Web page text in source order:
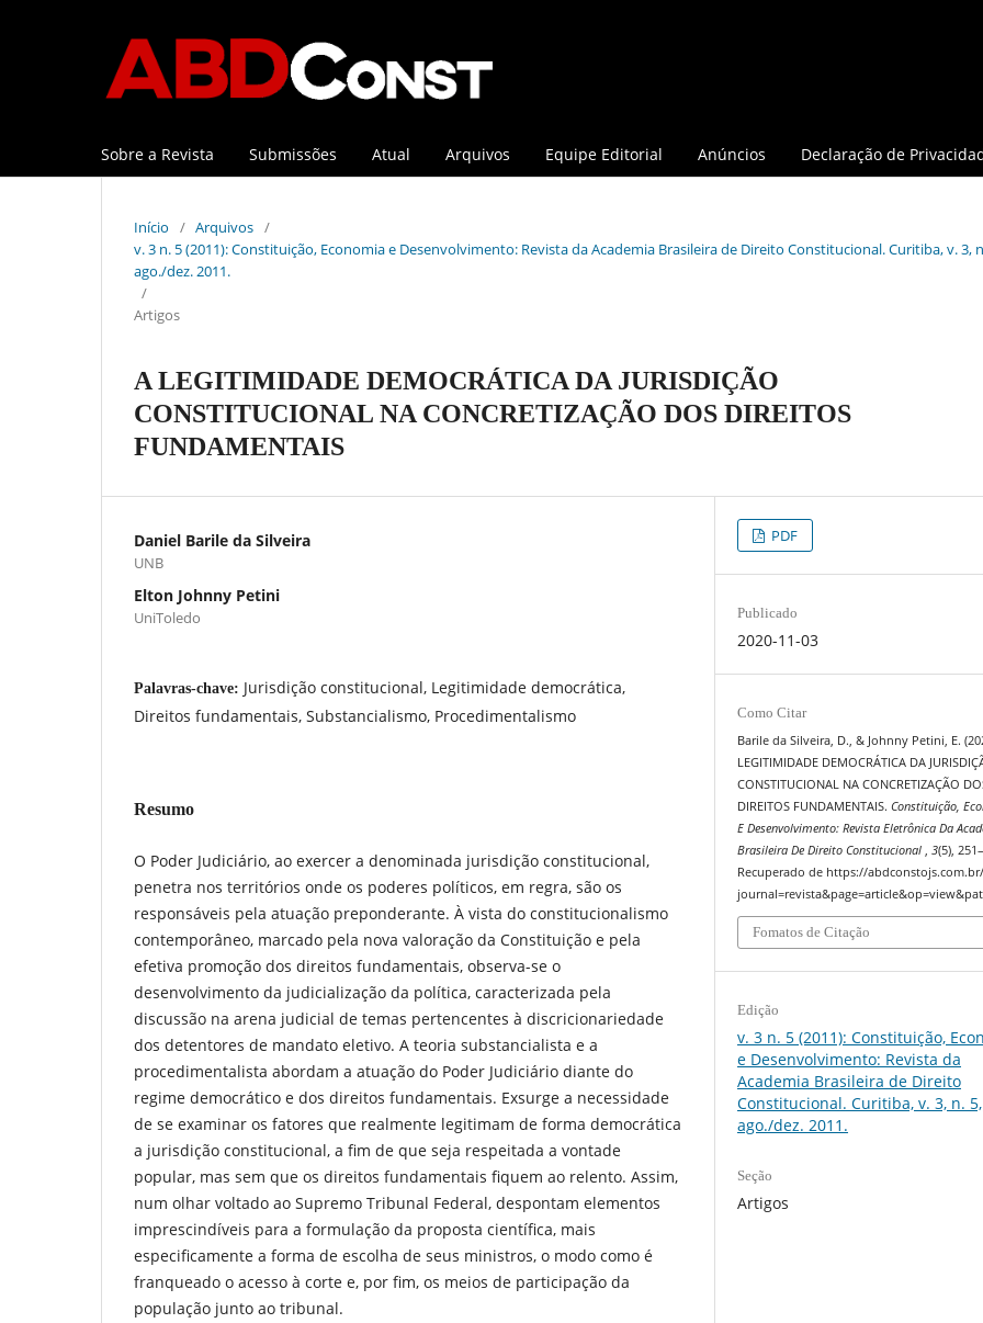
Sobre a Revista Submissões Atual Arquivos Equipe Editorial Anúncios Declaração de
Início / Arquivos /
v. 3 n. 5 (2011): Constituição, Economia e Desenvolvimento: Revista da Academia Brasileira de Direito Constitucional. Curitiba, v. 3,
ago./dez. 2011.
/
Artigos
A LEGITIMIDADE DEMOCRÁTICA DA JURISDIÇÃO
CONSTITUCIONAL NA CONCRETIZAÇÃO DOS DIREITOS
FUNDAMENTAIS
Daniel Barile da Silveira
UNB
Elton Johnny Petini
UniToledo
Palavras-chave: Jurisdição constitucional, Legitimidade democrática,
Direitos fundamentais, Substancialismo, Procedimentalismo
Resumo
O Poder Judiciário, ao exercer a denominada jurisdição constitucional,
penetra nos territórios onde os poderes políticos, em regra, são os
responsáveis pela atuação preponderante. À vista do constitucionalismo
contemporâneo, marcado pela nova valoração da Constituição e pela
efetiva promoção dos direitos fundamentais, observa-se o
desenvolvimento da judicialização da política, caracterizada pela
discussão na arena judicial de temas pertencentes à discricionariedade
dos detentores de mandato eletivo. A teoria substancialista e a
procedimentalista abordam a atuação do Poder Judiciário diante do
regime democrático e dos direitos fundamentais. Exsurge a necessidade
de se examinar os fatores que realmente legitimam de forma democrática
a jurisdição constitucional, a fim de que seja respeitada a vontade
popular, mas sem que os direitos fundamentais fiquem ao relento. Assim,
num olhar voltado ao Supremo Tribunal Federal, despontam elementos
imprescindíveis para a formulação da proposta científica, mais
especificamente a forma de escolha de seus ministros, o modo como é
franqueado o acesso à corte e, por fim, os meios de participação da
população junto ao tribunal.
PDF
Publicado
2020-11-03
Como Citar
Barile da Silveira, D., & Johnny Petini, E.
LEGITIMIDADE DEMOCRÁTICA DA
CONSTITUCIONAL NA CONCRETIZAÇÃO
DIREITOS FUNDAMENTAIS.Constituição,
E Desenvolvimento: Revista Eletrônica Da
Brasileira De Direito Constitucional,3(5),
Recuperado de https://
Fomatos de Citação
Edição
v. 3 n. 5 (2011): Constituição,
e Desenvolvimento: Revista da
Academia Brasileira de Direito
Constitucional. Curitiba, v. 3, n. 5,
ago./dez. 2011.
Seção
Artigos